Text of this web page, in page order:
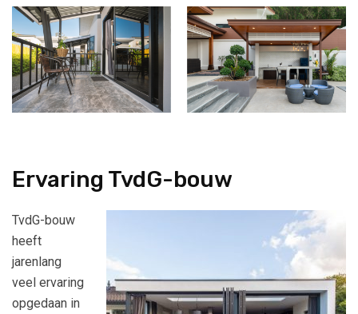
Ervaring TvdG-bouw
TvdG-bouw
heeft
jarenlang
veel ervaring
opgedaan in